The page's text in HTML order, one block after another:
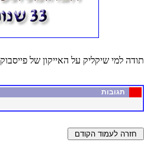
תודה למי שיקליק על האייקון של פייסבוק
תגובות